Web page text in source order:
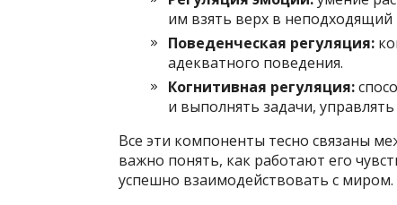
им взять верх в
Поведенческая регуляция:
адекватного поведения.
Когнитивная регуляция:
и выполнять задачи,
Все эти компоненты тесно связаны
важно понять, как работают его
успешно взаимодействовать с миром.